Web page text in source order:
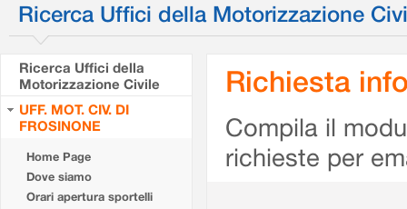
Ricerca Uffici della Motorizzazione
Ricerca Uffici della
Motorizzazione Civile
UFF. MOT. CIV. DI
FROSINONE
Home Page
Dove siamo
Orari apertura sportelli
Richiesta
Compila il
richieste per